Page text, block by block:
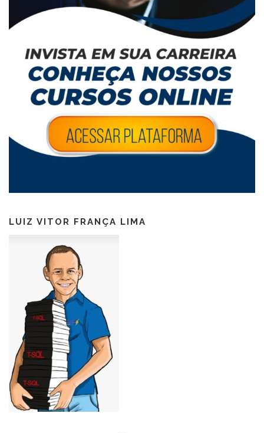
LUIZ VITOR FRANÇA LIMA